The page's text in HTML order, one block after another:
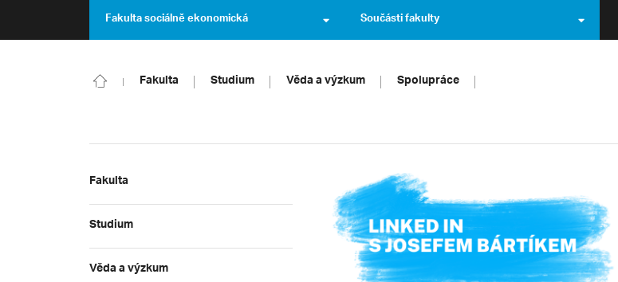
Fakulta sociálně ekonomická Součásti fakulty
Fakulta Studium Věda a výzkum Spolupráce
Fakulta
Studium
Věda a výzkum